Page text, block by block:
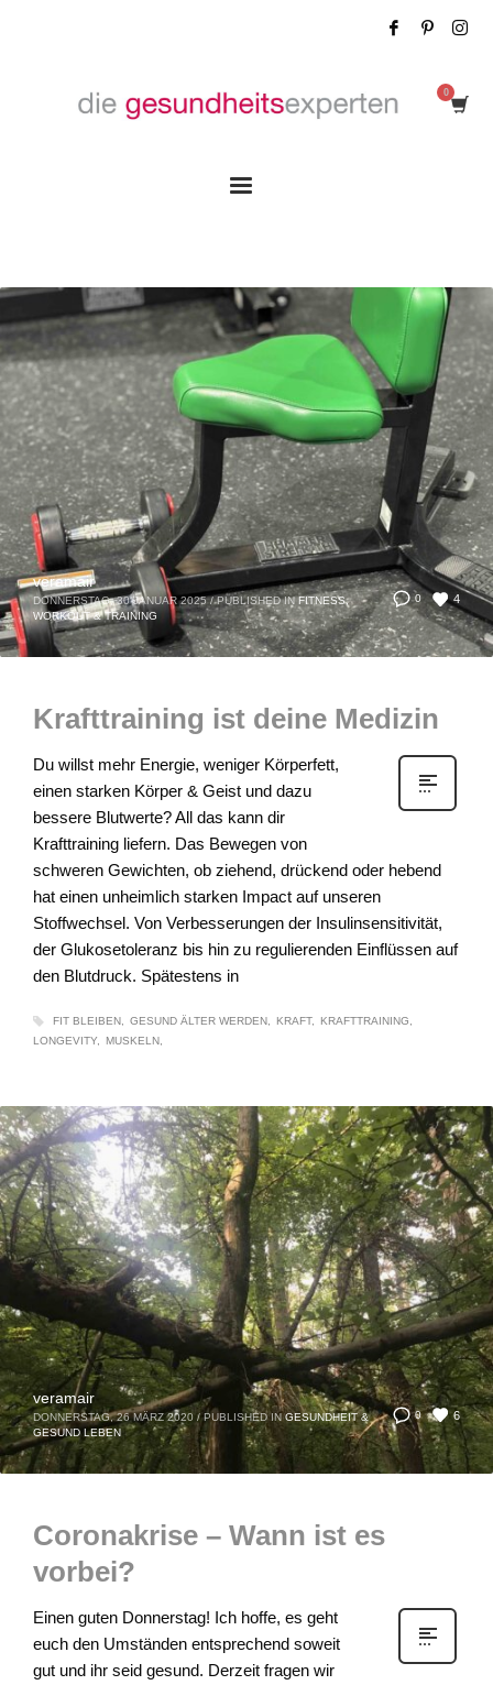
0 4
veramair
DONNERSTAG, 30 JANUAR 2025 / PUBLISHED IN FITNESS,
WORKOUT & TRAINING
Krafttraining ist deine Medizin
Du willst mehr Energie, weniger Körperfett,
einen starken Körper & Geist und dazu
bessere Blutwerte? All das kann dir
Krafttraining liefern. Das Bewegen von
schweren Gewichten, ob ziehend, drückend oder hebend
hat einen unheimlich starken Impact auf unseren
Stoffwechsel. Von Verbesserungen der Insulinsensitivität,
der Glukosetoleranz bis hin zu regulierenden Einflüssen auf
den Blutdruck. Spätestens in
FIT BLEIBEN GESUND ÄLTER WERDEN KRAFT
KRAFTTRAINING
LONGEVITY
MUSKELN
0 6
veramair
DONNERSTAG, 26 MÄRZ 2020 / PUBLISHED IN GESUNDHEIT &
GESUND LEBEN
Coronakrise – Wann ist es
vorbei?
Einen guten Donnerstag! Ich hoffe, es geht
euch den Umständen entsprechend soweit
gut und ihr seid gesund. Derzeit fragen wir